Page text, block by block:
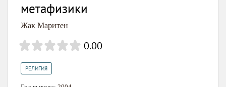
метафизики
Жак Маритен
0.00
РЕЛИГИЯ